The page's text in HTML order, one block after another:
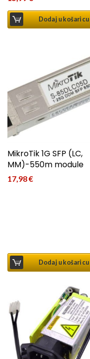
Dodaj u košaricu
MikroTik 1G SFP (LC,
MM)-550m module
17,98€
Dodaj u košaricu